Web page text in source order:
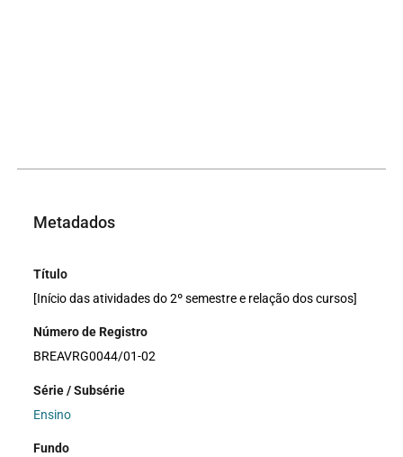
Metadados
Título
[Início das atividades do 2º semestre e relação dos cursos]
Número de Registro
BREAVRG0044/01-02
Série / Subsérie
Ensino
Fundo